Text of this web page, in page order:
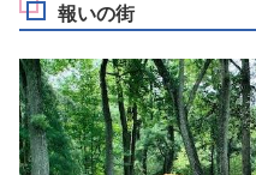
報いの街